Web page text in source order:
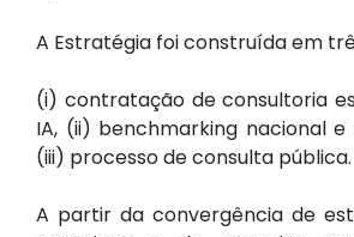
A Estratégia foi construída em
(i) contratação de consultoria
IA, (ii) benchmarking nacional
(iii) processo de consulta pública.
A partir da convergência de